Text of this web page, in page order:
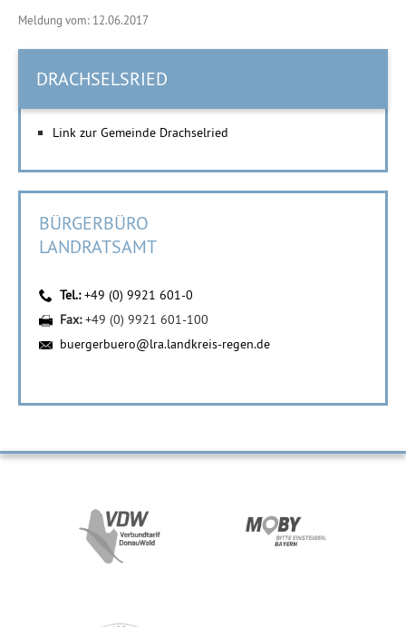
Meldung vom: 12.06.2017
DRACHSELSRIED
Link zur Gemeinde Drachselried
BÜRGERBÜRO
LANDRATSAMT
Tel.:+49 (0) 9921 601-0
Fax:+49 (0) 9921 601-100
buergerbuero@lra.landkreis-regen.de